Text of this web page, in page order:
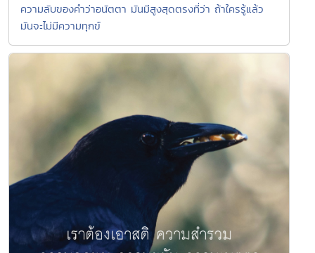
ความลับของคำว่าอนัตตา มันมีสูงสุดตรงที่ว่า ถ้าใครรู้แล้ว
มันจะไม่มีความทุกข์